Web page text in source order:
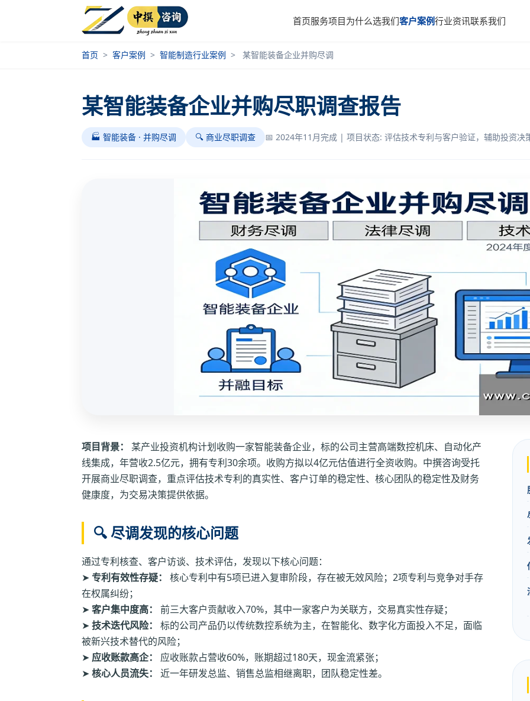
首页服务项目为什么选我们客户案例行业资讯联系我们
首页 > 客户案例 > 智能制造行业案例 > 某智能装备企业并购尽调
某智能装备企业并购尽职调查报告
🏭 智能装备 · 并购尽调 🔍 商业尽职调查 📅 2024年11月完成 | 项目状态: 评估技术专利与客户验证，辅助投资决
项目背景：
某产业投资机构计划收购一家智能装备企业，标的公司主营高端数控机床、自动化产
线集成，年营收2.5亿元，拥有专利30余项。收购方拟以4亿元估值进行全资收购。中撰咨询受托
开展商业尽职调查，重点评估技术专利的真实性、客户订单的稳定性、核心团队的稳定性及财务
健康度，为交易决策提供依据。
🔍 尽调发现的核心问题
通过专利核查、客户访谈、技术评估，发现以下核心问题：
➤ 专利有效性存疑：
核心专利中有5项已进入复审阶段，存在被无效风险；2项专利与竞争对手存
在权属纠纷；
➤ 客户集中度高：
前三大客户贡献收入70%，其中一家客户为关联方，交易真实性存疑；
➤ 技术迭代风险：
标的公司产品仍以传统数控系统为主，在智能化、数字化方面投入不足，面临
被新兴技术替代的风险；
➤ 应收账款高企：
应收账款占营收60%，账期超过180天，现金流紧张；
➤ 核心人员流失： 近一年研发总监、销售总监相继离职，团队稳定性差。